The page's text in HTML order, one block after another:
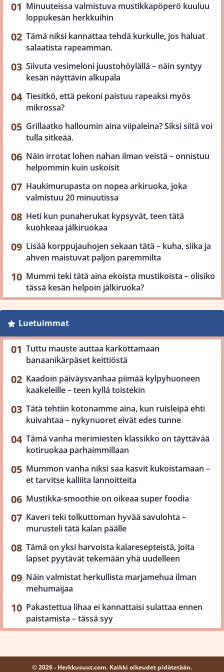
Minuuteissa valmistuva mustikkapöperö kuuluu
loppukesän herkkuihin
Tämä niksi kannattaa tehdä kurkulle, jos haluat
salaatista rapeamman.
Siivuta vesimeloni juustohöylällä – näin syntyy
kesän näyttävin alkupala
Tiesitkö, että pekoni paistuu rapeaksi myös
mikrossa?
Grillaatko halloumin aina viipaleina? Siksi siitä voi
tulla sitkeää.
Näin irrotat lohen nahan ilman veistä – onnistuu
helpommin kuin uskoisit
Haukimurupasta on nopea arkiruoka, joka
valmistuu 20 minuutissa
Heti kun punaherukat kypsyvät, teen tätä
kuohkeaa jälkiruokaa
Lisää korppujauhojen sekaan tätä – kuha, siika ja
ahven maistuvat paljon paremmilta
Mummi teki tätä aina ekoista mustikoista – olisiko
tässä kesän helpoin jälkiruoka?
Luetuimmat
Tuttu mauste auttaa karkottamaan
banaanikärpäset keittiöstä
Kaadoin päiväysvanhaa piimää kylpyhuoneen
kaakeleille – teen kyllä toistekin
Tätä tehtiin kotonamme aina, kun ruisleipä ehti
kuivahtaa – nykynuoret eivät edes tunne
Tämä vanha merimiesten klassikko on täyttävää
kotiruokaa parhaimmillaan
Mummon vanha niksi saa kasvit kukoistamaan –
et tarvitse kalliita lannoitteita
Mustikka-smoothie on oikeaa super foodia
Kaveri teki tolkuttoman hyvää savulohta –
murusteli tätä kalan päälle
Tämä on yksi harvoista kalaresepteistä, joita
lapset pyytävät tekemään yhä uudelleen
Näin valmistat herkullista marjamehua ilman
mehumaijaa
Pakastettua lihaa ei kannattaisi sulattaa ennen
paistamista – tässä syy
© 2026 - Herkkusuut.com. Kaikki oikeudet pidätetään.